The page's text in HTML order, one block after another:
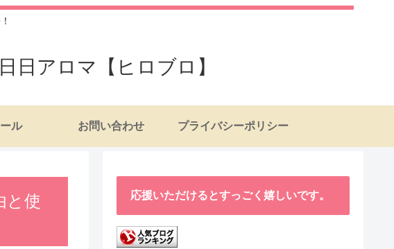
アロマ【ヒロブロ】
ル お問い合わせ プライバシーポリシー
と使
応援いただけるとすっごく嬉しいです。